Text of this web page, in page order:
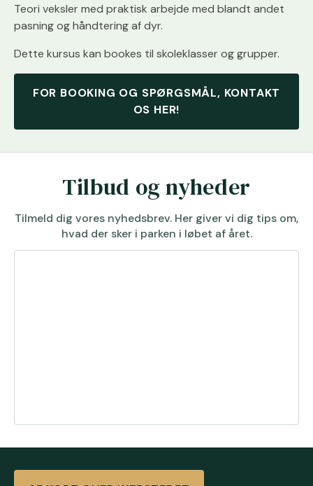
Teori veksler med praktisk arbejde med blandt andet
pasning og håndtering af dyr.
Dette kursus kan bookes til skoleklasser og grupper.
FOR BOOKING OG SPØRGSMÅL, KONTAKT
OS HER!
Tilbud og nyheder
Tilmeld dig vores nyhedsbrev. Her giver vi dig tips om,
hvad der sker i parken i løbet af året.